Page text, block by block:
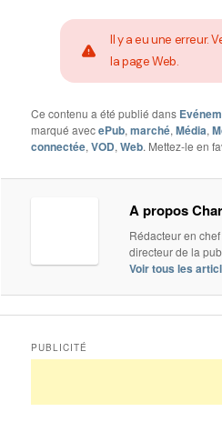
Il y a eu une erreur.
la page Web.
Ce contenu a été publié dans
marqué avecePub,marché,Média,
connectée,VOD,Web. Mettez-le en
A propos
Rédacteur en
directeur de la
Voir tous les
PUBLICITÉ